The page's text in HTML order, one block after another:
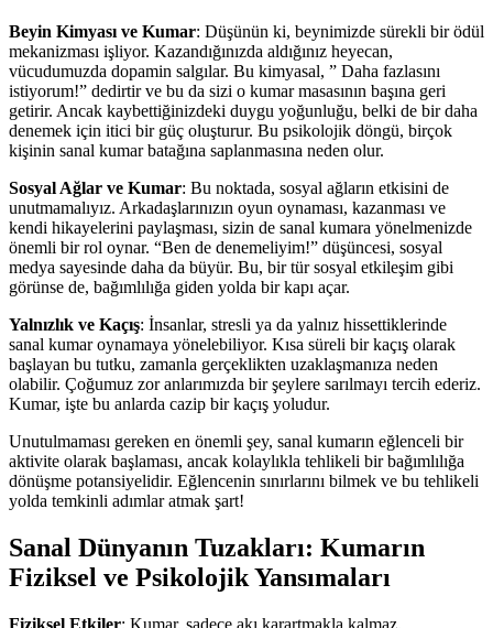
Beyin Kimyası ve Kumar: Düşünün ki, beynimizde sürekli bir ödül
mekanizması işliyor. Kazandığınızda aldığınız heyecan,
vücudumuzda dopamin salgılar. Bu kimyasal, ” Daha fazlasını
istiyorum!” dedirtir ve bu da sizi o kumar masasının başına geri
getirir. Ancak kaybettiğinizdeki duygu yoğunluğu, belki de bir daha
denemek için itici bir güç oluşturur. Bu psikolojik döngü, birçok
kişinin sanal kumar batağına saplanmasına neden olur.
Sosyal Ağlar ve Kumar: Bu noktada, sosyal ağların etkisini de
unutmamalıyız. Arkadaşlarınızın oyun oynaması, kazanması ve
kendi hikayelerini paylaşması, sizin de sanal kumara yönelmenizde
önemli bir rol oynar. “Ben de denemeliyim!” düşüncesi, sosyal
medya sayesinde daha da büyür. Bu, bir tür sosyal etkileşim gibi
görünse de, bağımlılığa giden yolda bir kapı açar.
Yalnızlık ve Kaçış: İnsanlar, stresli ya da yalnız hissettiklerinde
sanal kumar oynamaya yönelebiliyor. Kısa süreli bir kaçış olarak
başlayan bu tutku, zamanla gerçeklikten uzaklaşmanıza neden
olabilir. Çoğumuz zor anlarımızda bir şeylere sarılmayı tercih ederiz.
Kumar, işte bu anlarda cazip bir kaçış yoludur.
Unutulmaması gereken en önemli şey, sanal kumarın eğlenceli bir
aktivite olarak başlaması, ancak kolaylıkla tehlikeli bir bağımlılığa
dönüşme potansiyelidir. Eğlencenin sınırlarını bilmek ve bu tehlikeli
yolda temkinli adımlar atmak şart!
Sanal Dünyanın Tuzakları: Kumarın
Fiziksel ve Psikolojik Yansımaları
Fiziksel Etkiler: Kumar, sadece akı karartmakla kalmaz,